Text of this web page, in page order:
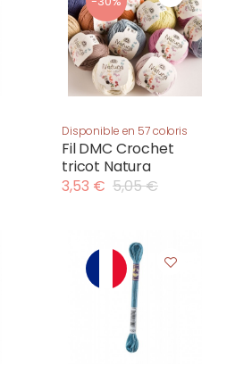
Disponible en 57 coloris
Fil DMC Crochet
tricot Natura
3,53 € 5,05 €